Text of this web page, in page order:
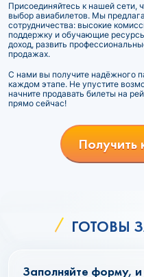
Присоединяйтесь к нашей сети,
выбор авиабилетов. Мы
сотрудничества: высокие
поддержку и обучающие
доход, развить
продажах.
С нами вы получите надёжного
каждом этапе. Не упустите
начните продавать билеты на
прямо сейчас!
Получить
ГОТОВЫ
Заполняйте форму,